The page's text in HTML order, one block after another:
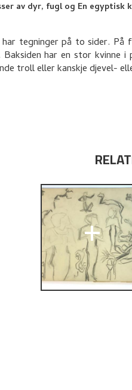
av dyr, fugl og En egyptisk
tegninger på to sider.
har en stor kvinne
troll eller kanskje djevel-
+